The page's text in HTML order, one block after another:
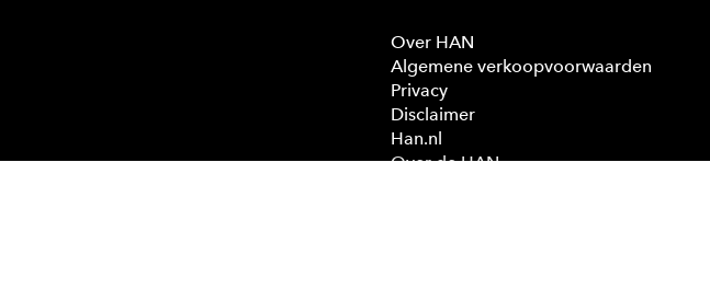
Over HAN
Algemene verkoopvoorwaarden
Privacy
Disclaimer
Han.nl
Over de HAN